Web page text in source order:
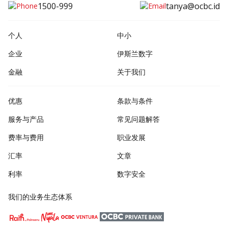
1500-999 tanya@ocbc.id
个人
中小
企业
伊斯兰数字
金融
关于我们
优惠
服务与产品
费率与费用
汇率
利率
条款与条件
常见问题解答
职业发展
文章
数字安全
我们的业务生态体系